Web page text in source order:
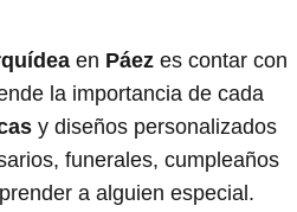
en Páez es contar con
la importancia de cada
y diseños personalizados
funerales, cumpleaños
a alguien especial.